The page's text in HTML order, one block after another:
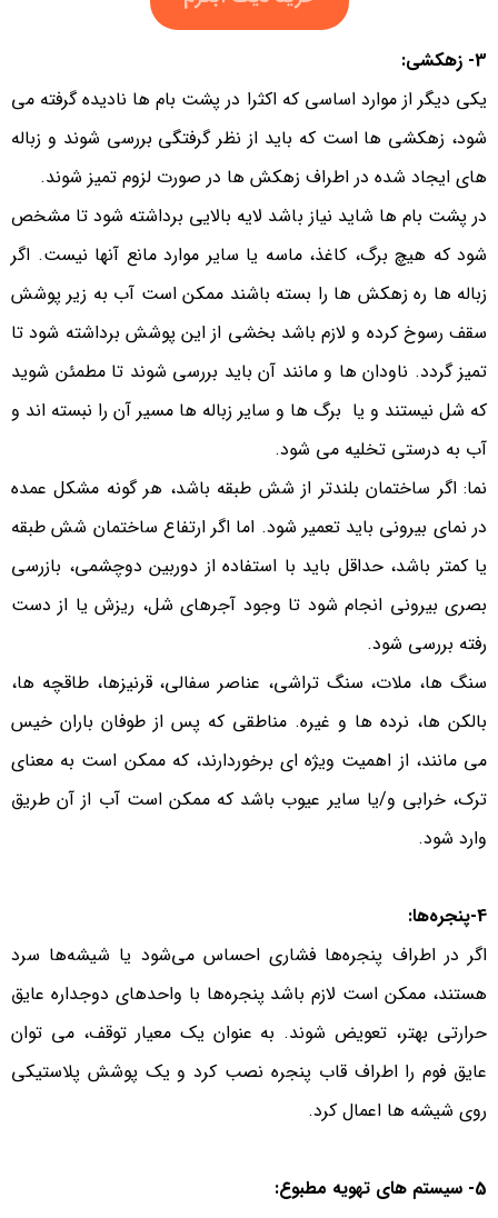
3- زهکشی:
یکی دیگر از موارد اساسی که اکثرا در پشت بام ها نادیده گرفته می
شود، زهکشی ها است که باید از نظر گرفتگی بررسی شوند و زباله
های ایجاد شده در اطراف زهکش ها در صورت لزوم تمیز شوند.
در پشت بام ها شاید نیاز باشد لایه بالایی برداشته شود تا مشخص
شود که هیچ برگ، کاغذ، ماسه یا سایر موارد مانع آنها نیست. اگر
زباله ها ره زهکش ها را بسته باشند ممکن است آب به زیر پوشش
سقف رسوخ کرده و لازم باشد بخشی از این پوشش برداشته شود تا
تمیز گردد. ناودان ها و مانند آن باید بررسی شوند تا مطمئن شوید
که شل نیستند و یا برگ ها و سایر زباله ها مسیر آن را نبسته اند و
آب به درستی تخلیه می شود.
نما: اگر ساختمان بلندتر از شش طبقه باشد، هر گونه مشکل عمده
در نمای بیرونی باید تعمیر شود. اما اگر ارتفاع ساختمان شش طبقه
یا کمتر باشد، حداقل باید با استفاده از دوربین دوچشمی، بازرسی
بصری بیرونی انجام شود تا وجود آجرهای شل، ریزش یا از دست
رفته بررسی شود.
سنگ ها، ملات، سنگ تراشی، عناصر سفالی، قرنیزها، طاقچه ها،
بالکن ها، نرده ها و غیره. مناطقی که پس از طوفان باران خیس
می مانند، از اهمیت ویژه ای برخوردارند، که ممکن است به معنای
ترک، خرابی و/یا سایر عیوب باشد که ممکن است آب از آن طریق
وارد شود.
4-پنجره‌ها:
اگر در اطراف پنجره‌ها فشاری احساس می‌شود یا شیشه‌ها سرد
هستند، ممکن است لازم باشد پنجره‌ها با واحدهای دوجداره عایق
حرارتی بهتر، تعویض شوند. به عنوان یک معیار توقف، می توان
عایق فوم را اطراف قاب پنجره نصب کرد و یک پوشش پلاستیکی
روی شیشه ها اعمال کرد.
5- سیستم های تهویه مطبوع: